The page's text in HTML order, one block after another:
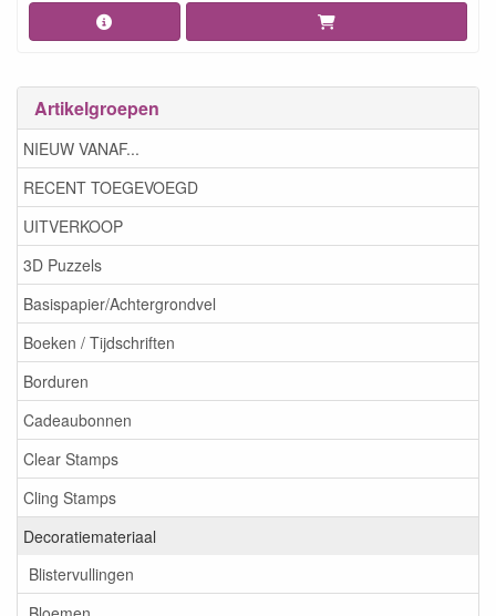
Artikelgroepen
NIEUW VANAF...
RECENT TOEGEVOEGD
UITVERKOOP
3D Puzzels
Basispapier/Achtergrondvel
Boeken / Tijdschriften
Borduren
Cadeaubonnen
Clear Stamps
Cling Stamps
Decoratiemateriaal
Blistervullingen